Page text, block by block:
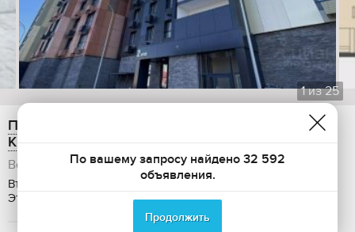
1из25
Продам 2-ком. квартиру, 65.1 м2,
Краснознамённая улица, 72
Воронежская область, Воронеж, Ленинский район
Вторичка, Общая площадь: 65.1 м2, Жилая площадь: 31.4 м2,
Этаж: 12 / 18, Без отделки, Дом: панельный, Ипотека
По вашему запросу найдено 32 592
объявления.
Продолжить